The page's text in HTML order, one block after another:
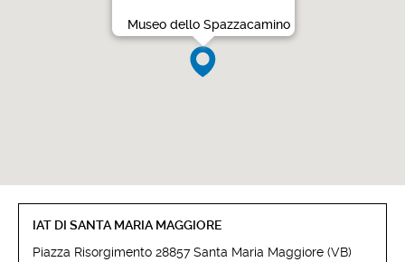
Museo dello Spazzacamino
IAT DI SANTA MARIA MAGGIORE
Piazza Risorgimento 28857 Santa Maria Maggiore (VB)